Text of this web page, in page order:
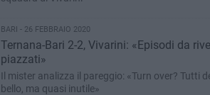
BARI - 26 FEBBRAIO 2020
Ternana-Bari 2-2, Vivarini: «Episodi da
piazzati»
Il mister analizza il pareggio: «Turn over? Tutti
bello, ma quasi inutile»